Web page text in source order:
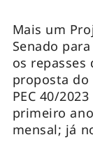
Mais um
Senado
os repasses
proposta do
PEC 40/
primeiro
mensal; já